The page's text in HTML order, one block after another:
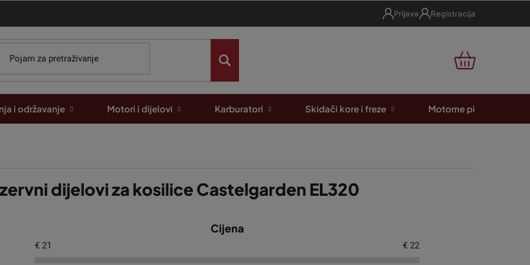
Prijava Registracija
KOŠARICA
i održavanje Motori i dijelovi Karburatori Skidači kore i freze Motorne pile
dijelovi za kosilice Castelgarden EL320
Cijena
€ 21 € 22